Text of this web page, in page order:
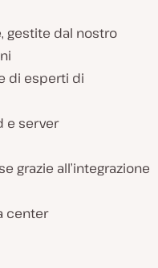
gestite dal nostro
di esperti di
e server
grazie all’integrazione
center